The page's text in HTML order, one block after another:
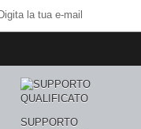
SUPPORTO